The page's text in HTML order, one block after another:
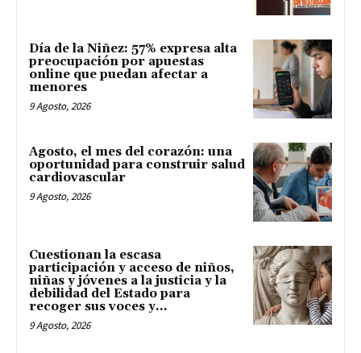
Día de la Niñez: 57% expresa alta
preocupación por apuestas
online que puedan afectar a
menores
9 Agosto, 2026
Agosto, el mes del corazón: una
oportunidad para construir salud
cardiovascular
9 Agosto, 2026
Cuestionan la escasa
participación y acceso de niños,
niñas y jóvenes a la justicia y la
debilidad del Estado para
recoger sus voces y...
9 Agosto, 2026